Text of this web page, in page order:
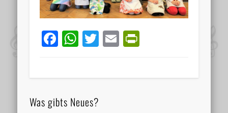
Facebook
WhatsApp
Twitter
Email
Was gibts Neues?